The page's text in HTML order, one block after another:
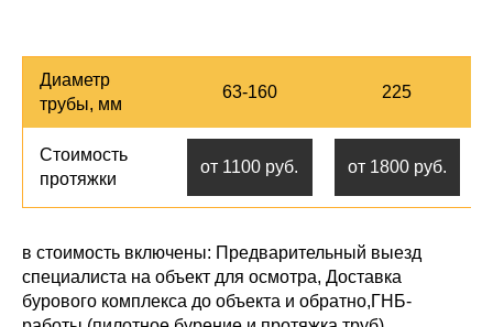
Диаметр
трубы, мм
63-160 225
Стоимость
протяжки
от 1100 руб. от 1800 руб.
в стоимость включены: Предварительный выезд
специалиста на объект для осмотра, Доставка
бурового комплекса до объекта и обратно,ГНБ-